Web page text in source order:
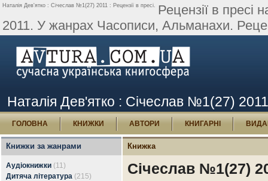
Наталія Дев'ятко : Січеслав №1(27) 2011 : Рецензії в пресі. Рецензії в
2011. У жанрах Часописи, Альманахи.
Наталія Дев'ятко : Січеслав №1(27) 2011
ГОЛОВНА КНИЖКИ АВТОРИ КНИГАРНІ
Книжки за жанрами
Аудіокнижки (11)
Дитяча література (215)
Книжка
Січеслав №1(27)